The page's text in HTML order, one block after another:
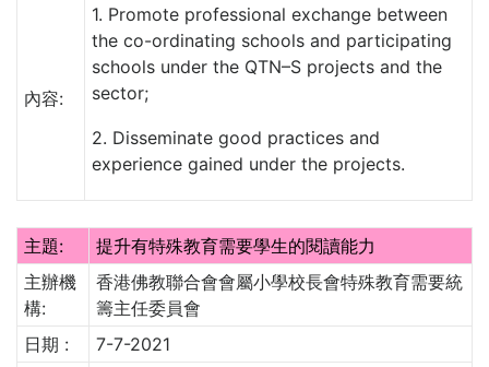
內容:
1. Promote professional exchange between
the co-ordinating schools and participating
schools under the QTN–S projects and the
sector;
2. Disseminate good practices and
experience gained under the projects.
主題:
提升有特殊教育需要學生的閱讀能力
主辦機
構:
香港佛教聯合會會屬小學校長會特殊教育需要統
籌主任委員會
日期 :
7-7-2021